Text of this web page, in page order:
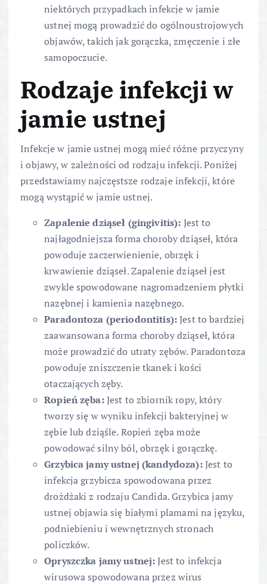
niektórych przypadkach infekcje w jamie
ustnej mogą prowadzić do ogólnoustrojowych
objawów, takich jak gorączka, zmęczenie i złe
samopoczucie.
Rodzaje infekcji w
jamie ustnej
Infekcje w jamie ustnej mogą mieć różne przyczyny
i objawy, w zależności od rodzaju infekcji. Poniżej
przedstawiamy najczęstsze rodzaje infekcji, które
mogą wystąpić w jamie ustnej.
Zapalenie dziąseł (gingivitis): Jest to
najłagodniejsza forma choroby dziąseł, która
powoduje zaczerwienienie, obrzęk i
krwawienie dziąseł. Zapalenie dziąseł jest
zwykle spowodowane nagromadzeniem płytki
nazębnej i kamienia nazębnego.
Paradontoza (periodontitis):Jest to bardziej
zaawansowana forma choroby dziąseł, która
może prowadzić do utraty zębów. Paradontoza
powoduje zniszczenie tkanek i kości
otaczających zęby.
Ropień zęba:Jest to zbiornik ropy, który
tworzy się w wyniku infekcji bakteryjnej w
zębie lub dziąśle. Ropień zęba może
powodować silny ból, obrzęk i gorączkę.
Grzybica jamy ustnej (kandydoza):Jest to
infekcja grzybicza spowodowana przez
drożdżaki z rodzaju Candida. Grzybica jamy
ustnej objawia się białymi plamami na języku,
podniebieniu i wewnętrznych stronach
policzków.
Opryszczka jamy ustnej:Jest to infekcja
wirusowa spowodowana przez wirus